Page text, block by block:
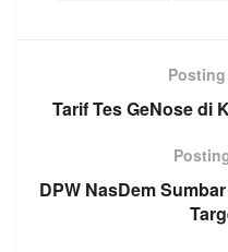
Tarif Tes GeNose di
DPW NasDem